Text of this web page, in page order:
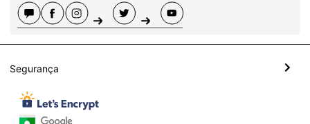
Segurança